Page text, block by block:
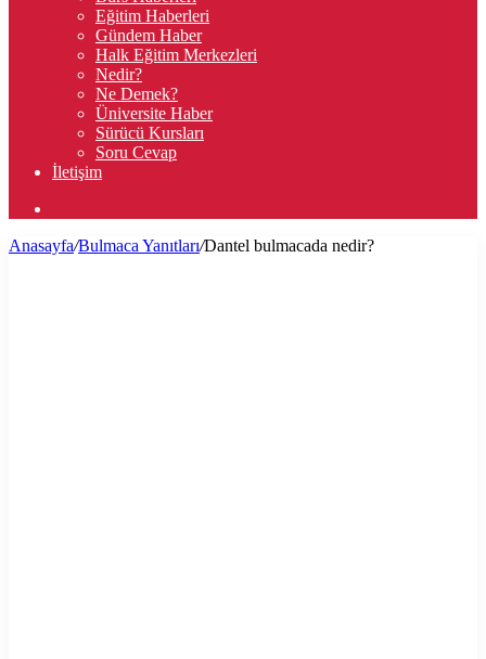
Eğitim Haberleri
Gündem Haber
Halk Eğitim Merkezleri
Nedir?
Ne Demek?
Üniversite Haber
Sürücü Kursları
Soru Cevap
İletişim
...
Anasayfa/Bulmaca Yanıtları/Dantel bulmacada nedir?